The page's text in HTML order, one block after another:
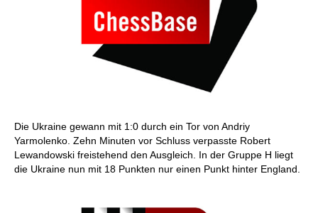
Die Ukraine gewann mit 1:0 durch ein Tor von Andriy
Yarmolenko. Zehn Minuten vor Schluss verpasste Robert
Lewandowski freistehend den Ausgleich. In der Gruppe H liegt
die Ukraine nun mit 18 Punkten nur einen Punkt hinter England.